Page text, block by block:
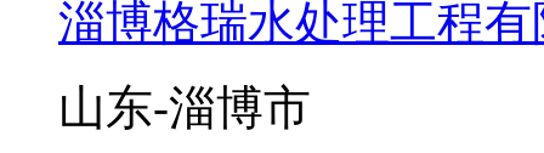
淄博格瑞水处理工程
山东-淄博市